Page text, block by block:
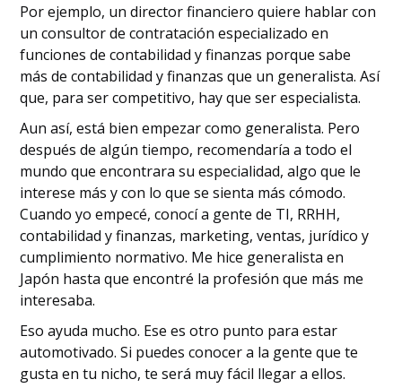
Por ejemplo, un director financiero quiere hablar con
un consultor de contratación especializado en
funciones de contabilidad y finanzas porque sabe
más de contabilidad y finanzas que un generalista. Así
que, para ser competitivo, hay que ser especialista.
Aun así, está bien empezar como generalista. Pero
después de algún tiempo, recomendaría a todo el
mundo que encontrara su especialidad, algo que le
interese más y con lo que se sienta más cómodo.
Cuando yo empecé, conocí a gente de TI, RRHH,
contabilidad y finanzas, marketing, ventas, jurídico y
cumplimiento normativo. Me hice generalista en
Japón hasta que encontré la profesión que más me
interesaba.
Eso ayuda mucho. Ese es otro punto para estar
automotivado. Si puedes conocer a la gente que te
gusta en tu nicho, te será muy fácil llegar a ellos.